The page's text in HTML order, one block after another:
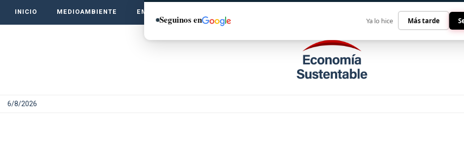
INICIO MEDIOAMBIENTE EMPRENDE VERDE CONTACTO
6/8/2026
Seguinos en Ya lo hice Más tarde